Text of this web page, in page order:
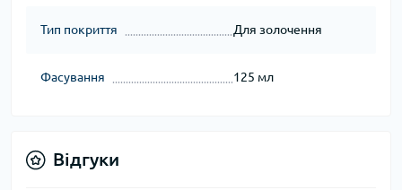
Тип покриття Для золочення
Фасування 125 мл
Відгуки